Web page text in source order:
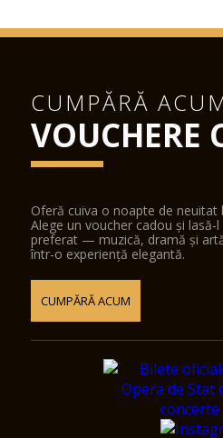
CUMPĂRĂ
VOUCHERE
Oferă cuiva o noapte de neuitat
Alege un voucher cadou și lasă-
preferat — muzică, dramă și
într-o experiență elegantă.
CUMPĂRĂ ACUM